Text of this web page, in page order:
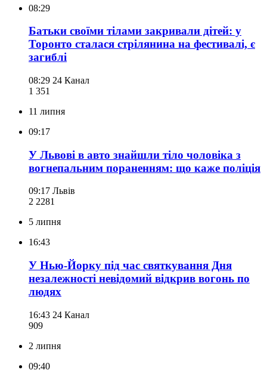
08:29
Батьки своїми тілами закривали дітей: у
Торонто сталася стрілянина на фестивалі, є
загиблі
08:29 24 Канал
1 351
11 липня
09:17
У Львові в авто знайшли тіло чоловіка з
вогнепальним пораненням: що каже поліція
09:17 Львів
2 2281
5 липня
16:43
У Нью-Йорку під час святкування Дня
незалежності невідомий відкрив вогонь по
людях
16:43 24 Канал
909
2 липня
09:40